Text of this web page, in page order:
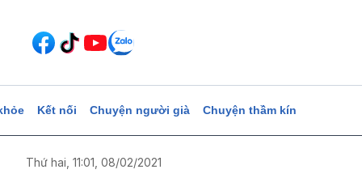
Kết nối Chuyện người già Chuyện thầm kín
Thứ hai, 11:01, 08/02/2021